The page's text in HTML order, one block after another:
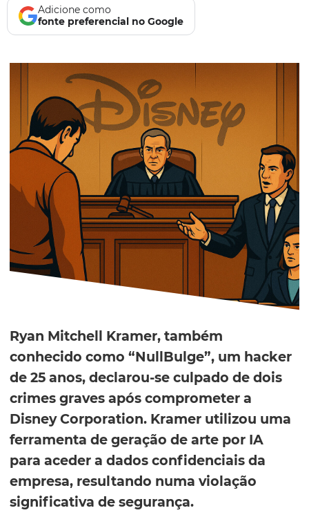
Adicione como
fonte preferencial no Google
Ryan Mitchell Kramer, também
conhecido como “NullBulge”, um hacker
de 25 anos, declarou-se culpado de dois
crimes graves após comprometer a
Disney Corporation. Kramer utilizou uma
ferramenta de geração de arte por IA
para aceder a dados confidenciais da
empresa, resultando numa violação
significativa de segurança.